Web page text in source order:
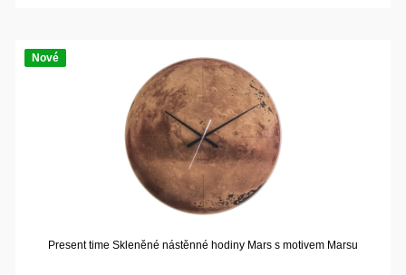
Nové
Present time Skleněné nástěnné hodiny Mars s motivem Marsu